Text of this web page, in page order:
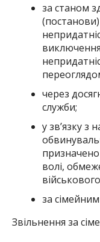
за станом
(постанови)
через
служби;
у зв’язку з
волі,
за
Звільнення за